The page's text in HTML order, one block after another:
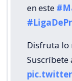
en este
Disfruta lo
Suscríbete